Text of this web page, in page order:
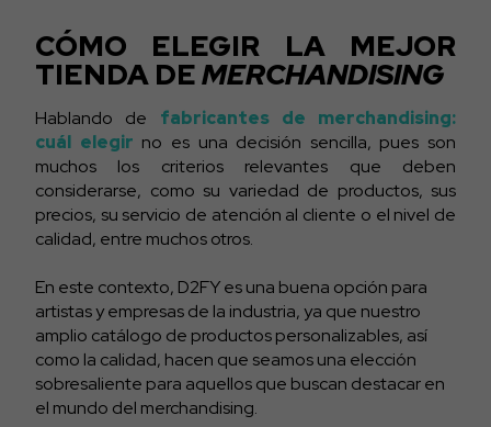
CÓMO ELEGIR LA MEJOR
TIENDA DEMERCHANDISING
Hablando de fabricantes de merchandising:
cuál elegir no es una decisión sencilla, pues son
muchos los criterios relevantes que deben
considerarse, como su variedad de productos, sus
precios, su servicio de atención al cliente o el nivel de
calidad, entre muchos otros.
En este contexto, D2FY es una buena opción para
artistas y empresas de la industria, ya que nuestro
amplio catálogo de productos personalizables, así
como la calidad, hacen que seamos una elección
sobresaliente para aquellos que buscan destacar en
el mundo del merchandising.